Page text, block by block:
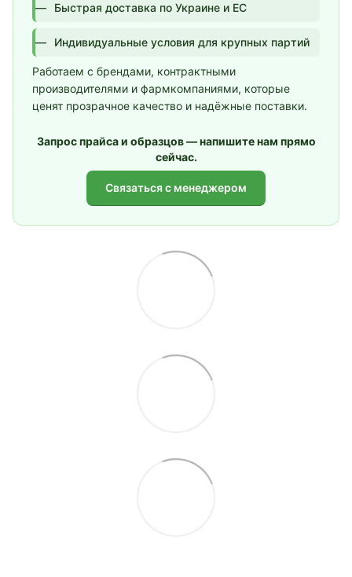
Быстрая доставка по Украине и ЕС
Индивидуальные условия для крупных партий
Работаем с брендами, контрактными
производителями и фармкомпаниями, которые
ценят прозрачное качество и надёжные поставки.
Запрос прайса и образцов — напишите нам прямо
сейчас.
Связаться с менеджером